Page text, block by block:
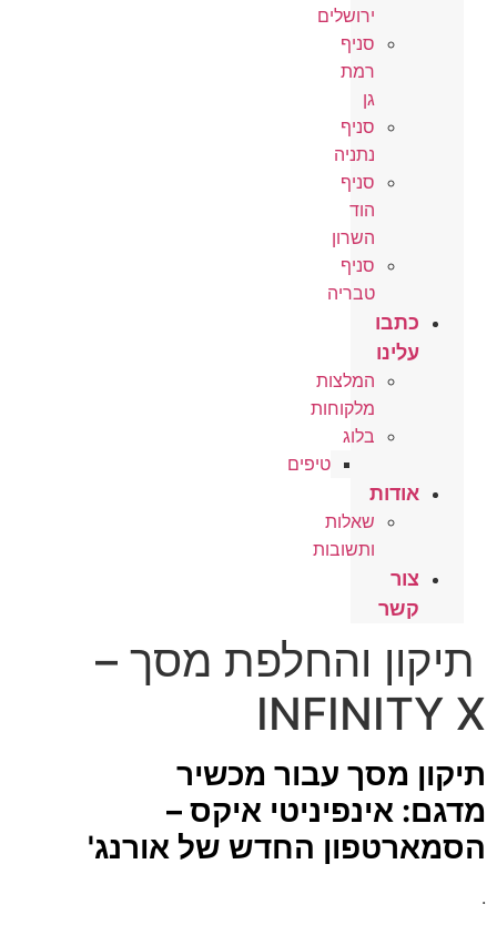
ירושלים
סניף
רמת
גן
סניף
נתניה
סניף
הוד
השרון
סניף
טבריה
כתבו
עלינו
המלצות
מלקוחות
בלוג
טיפים
אודות
שאלות
ותשובות
צור
קשר
תיקון והחלפת מסך –
INFINITY X
תיקון מסך עבור מכשיר
מדגם: אינפיניטי איקס –
הסמארטפון החדש של אורנג'
.